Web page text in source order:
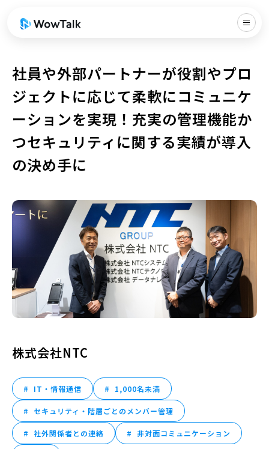
社員や外部パートナーが役割やプロ
ジェクトに応じて柔軟にコミュニケ
ーションを実現！充実の管理機能か
つセキュリティに関する実績が導入
の決め手に
株式会社NTC
IT・情報通信 1,000名未満
セキュリティ・階層ごとのメンバー管理
社外関係者との連絡 非対面コミュニケーション